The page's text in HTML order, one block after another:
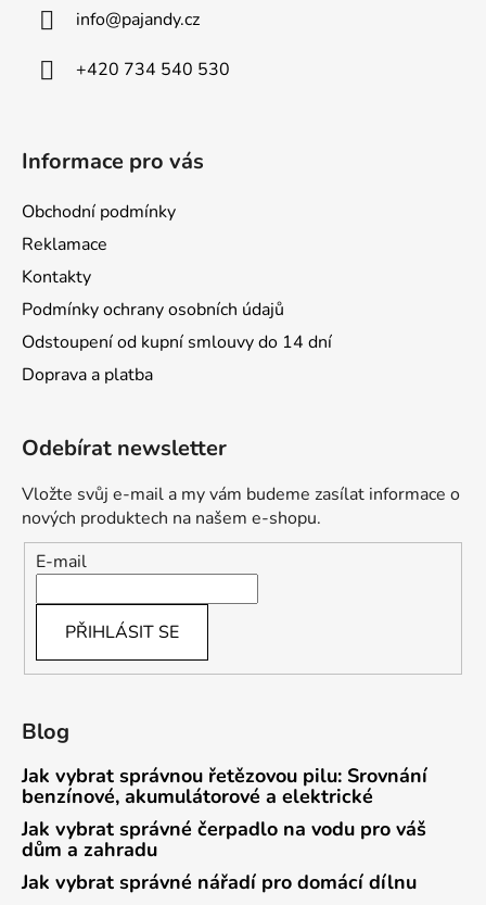
info@pajandy.cz
+420 734 540 530
Informace pro vás
Obchodní podmínky
Reklamace
Kontakty
Podmínky ochrany osobních údajů
Odstoupení od kupní smlouvy do 14 dní
Doprava a platba
Odebírat newsletter
Vložte svůj e-mail a my vám budeme zasílat informace o
nových produktech na našem e-shopu.
E-mail
PŘIHLÁSIT SE
Blog
Jak vybrat správnou řetězovou pilu: Srovnání
benzínové, akumulátorové a elektrické
Jak vybrat správné čerpadlo na vodu pro váš
dům a zahradu
Jak vybrat správné nářadí pro domácí dílnu